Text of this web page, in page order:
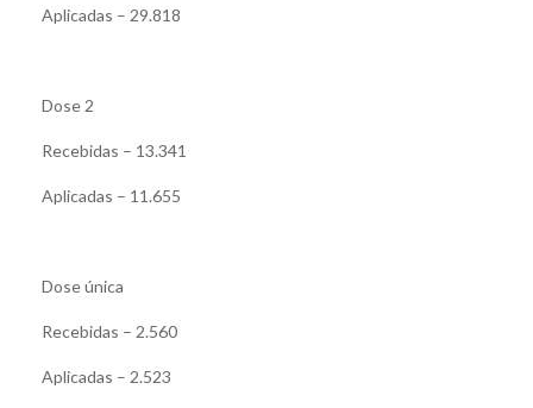
Aplicadas – 29.818
Dose 2
Recebidas – 13.341
Aplicadas – 11.655
Dose única
Recebidas – 2.560
Aplicadas – 2.523